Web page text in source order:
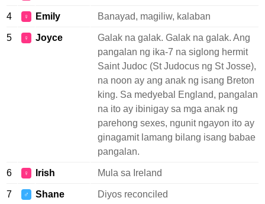
4 ♀ Emily Banayad, magiliw, kalaban
5 ♀ Joyce
Galak na galak. Galak na galak. Ang
pangalan ng ika-7 na siglong hermit
Saint Judoc (St Judocus ng St Josse),
na noon ay ang anak ng isang Breton
king. Sa medyebal England, pangalan
na ito ay ibinigay sa mga anak ng
parehong sexes, ngunit ngayon ito ay
ginagamit lamang bilang isang babae
pangalan.
6 ♀ Irish Mula sa Ireland
7 ♂ Shane Diyos reconciled